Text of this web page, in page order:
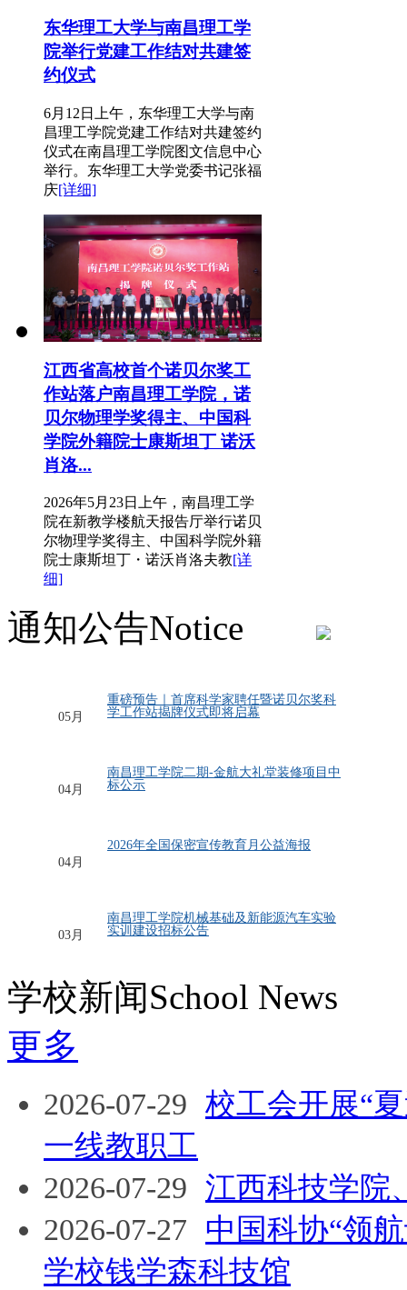
东华理工大学与南昌理工学
院举行党建工作结对共建签
约仪式
6月12日上午，东华理工大学与南
昌理工学院党建工作结对共建签约
仪式在南昌理工学院图文信息中心
举行。东华理工大学党委书记张福
庆[详细]
江西省高校首个诺贝尔奖工
作站落户南昌理工学院，诺
贝尔物理学奖得主、中国科
学院外籍院士康斯坦丁 诺沃
肖洛...
2026年5月23日上午，南昌理工学
院在新教学楼航天报告厅举行诺贝
尔物理学奖得主、中国科学院外籍
院士康斯坦丁・诺沃肖洛夫教[详
细]
通知公告Notice
05月
重磅预告｜首席科学家聘任暨诺贝尔奖科
学工作站揭牌仪式即将启幕
碑将至！2026年5月23日，南昌理工学院特邀2010
年诺贝尔物理学奖得主、中国科学院外
04月
南昌理工学院二期-金航大礼堂装修项目中
标公示
公示号GS20260424项目名称南昌理工学院二期-金
航大礼堂装修项目招标形式公开招标招
04月
2026年全国保密宣传教育月公益海报
03月
南昌理工学院机械基础及新能源汽车实验
实训建设招标公告
汽车实验实训建设（一包）;继电保护实验室建设
项目(二包）;采用竞争性谈判的方式进行
学校新闻School News
更多
2026-07-29 校工会开展“
一线教职工
2026-07-29 江西科技学院
2026-07-27 中国科协“领
学校钱学森科技馆